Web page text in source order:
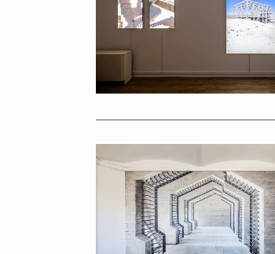
Tobias Grewe, Solo Exhibition
"INSTALLATIONS TROUVÉES" Installation
views by Sebastian Drühen